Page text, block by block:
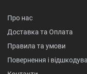
Про нас
Доставка та Оплата
Правила та умови
Повернення і